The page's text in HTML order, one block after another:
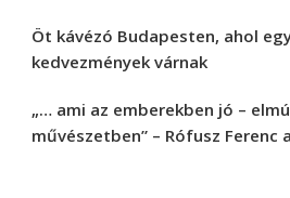
Öt kávézó Budapesten, ahol
kedvezmények várnak
„… ami az emberekben jó –
művészetben” – Rófusz Ferenc